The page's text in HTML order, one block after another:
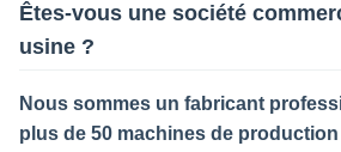
Êtes-vous une société
usine ?
Nous sommes un fabricant
plus de 50 machines de